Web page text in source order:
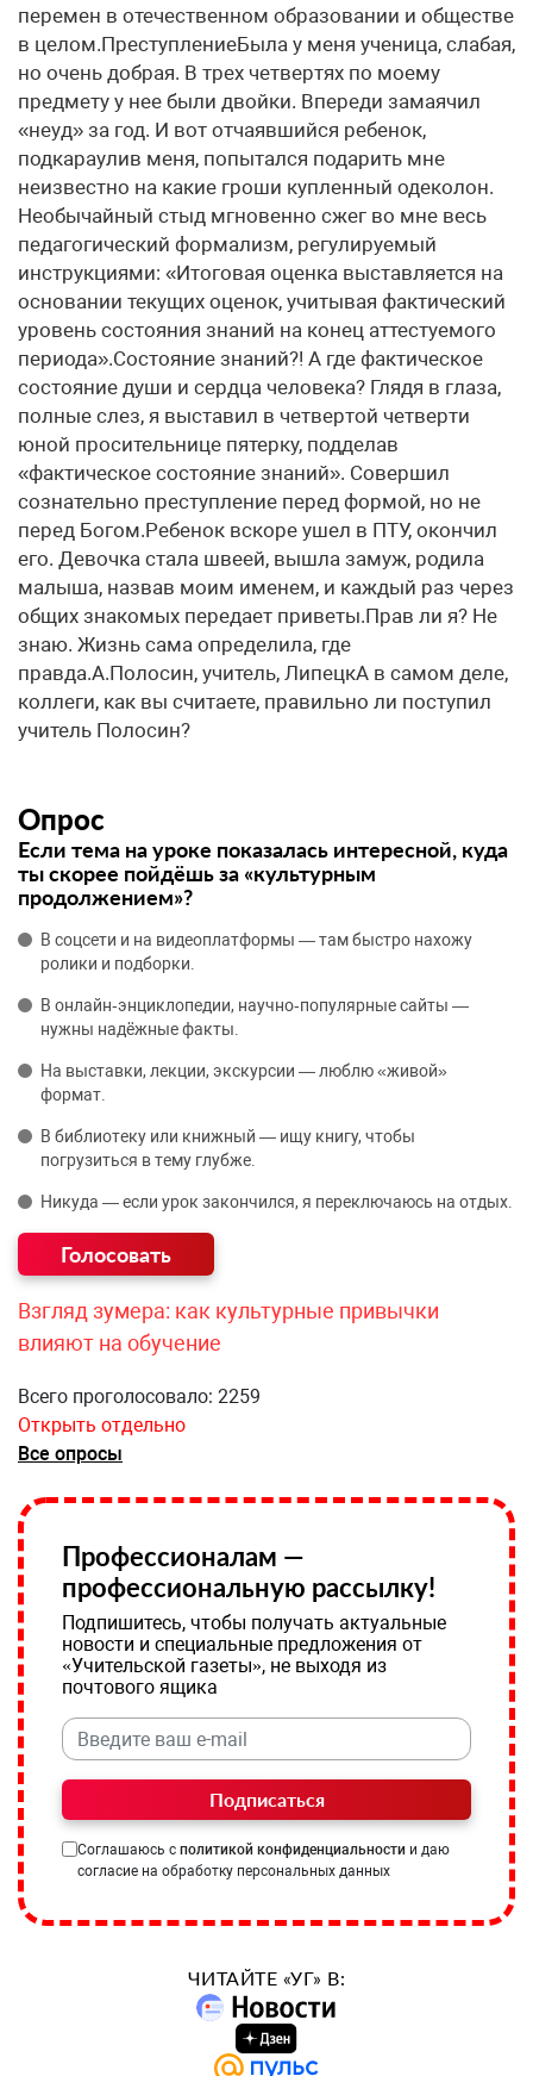
перемен в отечественном образовании и обществе
в целом.ПреступлениеБыла у меня ученица, слабая,
но очень добрая. В трех четвертях по моему
предмету у нее были двойки. Впереди замаячил
«неуд» за год. И вот отчаявшийся ребенок,
подкараулив меня, попытался подарить мне
неизвестно на какие гроши купленный одеколон.
Необычайный стыд мгновенно сжег во мне весь
педагогический формализм, регулируемый
инструкциями: «Итоговая оценка выставляется на
основании текущих оценок, учитывая фактический
уровень состояния знаний на конец аттестуемого
периода».Состояние знаний?! А где фактическое
состояние души и сердца человека? Глядя в глаза,
полные слез, я выставил в четвертой четверти
юной просительнице пятерку, подделав
«фактическое состояние знаний». Совершил
сознательно преступление перед формой, но не
перед Богом.Ребенок вскоре ушел в ПТУ, окончил
его. Девочка стала швеей, вышла замуж, родила
малыша, назвав моим именем, и каждый раз через
общих знакомых передает приветы.Прав ли я? Не
знаю. Жизнь сама определила, где
правда.А.Полосин, учитель, ЛипецкА в самом деле,
коллеги, как вы считаете, правильно ли поступил
учитель Полосин?
Опрос
Если тема на уроке показалась интересной, куда
ты скорее пойдёшь за «культурным
продолжением»?
В соцсети и на видеоплатформы — там быстро нахожу
ролики и подборки.
В онлайн‑энциклопедии, научно‑популярные сайты —
нужны надёжные факты.
На выставки, лекции, экскурсии — люблю «живой»
формат.
В библиотеку или книжный — ищу книгу, чтобы
погрузиться в тему глубже.
Никуда — если урок закончился, я переключаюсь на отдых.
Взгляд зумера: как культурные привычки
влияют на обучение
Всего проголосовало: 2259
Открыть отдельно
Все опросы
Профессионалам —
профессиональную рассылку!
Подпишитесь, чтобы получать актуальные
новости и специальные предложения от
«Учительской газеты», не выходя из
почтового ящика
Подписаться
Соглашаюсь с политикой конфиденциальности и даю
согласие на обработку персональных данных
ЧИТАЙТЕ «УГ» В: